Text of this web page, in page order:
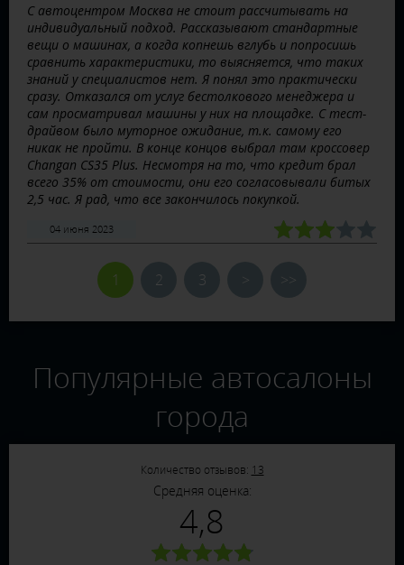
С автоцентром Москва не стоит рассчитывать на
индивидуальный подход. Рассказывают стандартные
вещи о машинах, а когда копнешь вглубь и попросишь
сравнить характеристики, то выясняется, что таких
знаний у специалистов нет. Я понял это практически
сразу. Отказался от услуг бестолкового менеджера и
сам просматривал машины у них на площадке. С тест-
драйвом было муторное ожидание, т.к. самому его
никак не пройти. В конце концов выбрал там кроссовер
Changan CS35 Plus. Несмотря на то, что кредит брал
всего 35% от стоимости, они его согласовывали битых
2,5 час. Я рад, что все закончилось покупкой.
04 июня 2023
1 2 3 > >>
Популярные автосалоны
города
Количество отзывов: 13
Средняя оценка:
4,8